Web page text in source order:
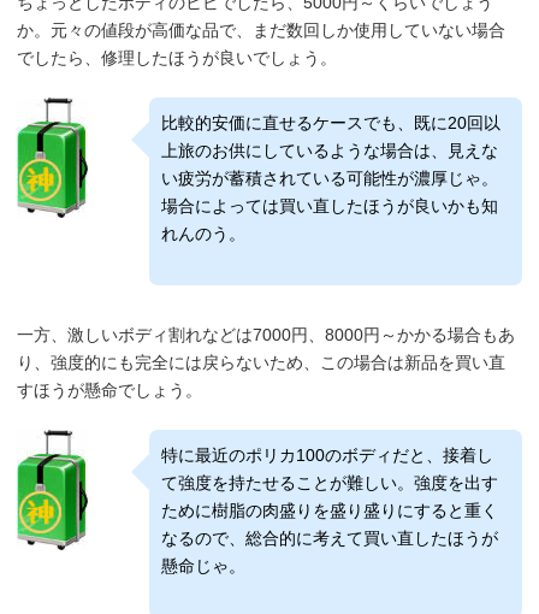
か。元々の値段が高価な品で、まだ数回しか使用していない場合
でしたら、修理したほうが良いでしょう。
比較的安価に直せるケースでも、既に20回以
上旅のお供にしているような場合は、見えな
い疲労が蓄積されている可能性が濃厚じゃ。
場合によっては買い直したほうが良いかも知
れんのう。
一方、激しいボディ割れなどは7000円、8000円～かかる場合もあ
り、強度的にも完全には戻らないため、この場合は新品を買い直
すほうが懸命でしょう。
特に最近のポリカ100のボディだと、接着し
て強度を持たせることが難しい。強度を出す
ために樹脂の肉盛りを盛り盛りにすると重く
なるので、総合的に考えて買い直したほうが
懸命じゃ。